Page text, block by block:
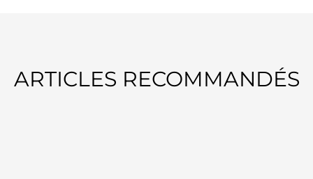
ARTICLES RECOMMANDÉS